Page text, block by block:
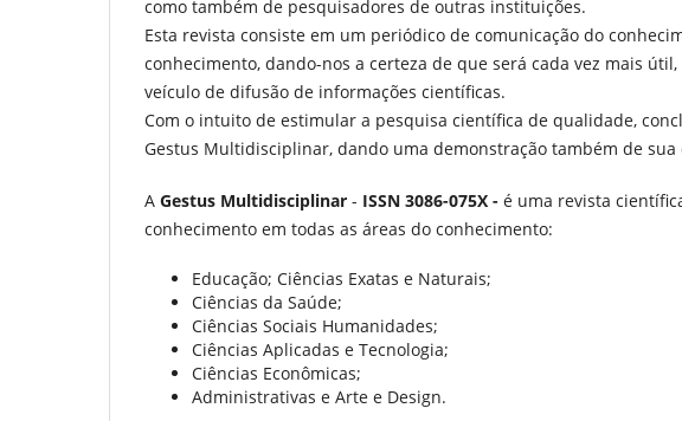
como também de pesquisadores de outras instituições.
Esta revista consiste em um periódico de comunicação do
conhecimento, dando-nos a certeza de que será cada vez mais
veículo de difusão de informações científicas.
Com o intuito de estimular a pesquisa científica de qualidade,
Gestus Multidisciplinar, dando uma demonstração também de
A Gestus Multidisciplinar - ISSN 3086-075X - é uma revista
conhecimento em todas as áreas do conhecimento:
Educação; Ciências Exatas e Naturais;
Ciências da Saúde;
Ciências Sociais Humanidades;
Ciências Aplicadas e Tecnologia;
Ciências Econômicas;
Administrativas e Arte e Design.